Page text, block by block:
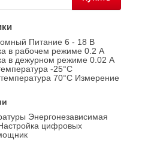
Питание 6 - 18 В
в рабочем режиме 0.2 А
в дежурном режиме 0.02 А
-25°С
70°С Измерение
Энергонезависимая
цифровых